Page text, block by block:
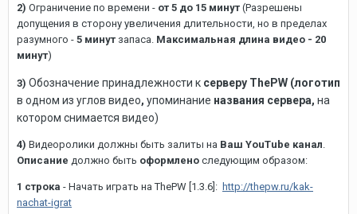
2) Ограничение по времени - от 5 до 15 минут (Разрешены
допущения в сторону увеличения длительности, но в пределах
разумного - 5 минут запаса. Максимальная длина видео - 20
минут)
3) Обозначение принадлежности к серверу ThePW (логотип
в одном из углов видео, упоминание названия сервера, на
котором снимается видео)
4) Видеоролики должны быть залиты на Ваш YouTube канал
Описание должно быть оформлено следующим образом:
1 строка - Начать играть на ThePW [1.3.6]: http://thepw.ru/kak-
nachat-igrat